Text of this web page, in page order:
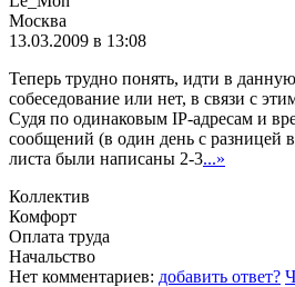
Москва
13.03.2009 в 13:08
Теперь трудно понять, идти в
собеседование или нет, в связи с
Судя по одинаковым IP-адресам и
сообщений (в один день с разницей
листа были написаны 2-3...»
Коллектив
Комфорт
Оплата труда
Начальство
Нет комментариев: добавить ответ?